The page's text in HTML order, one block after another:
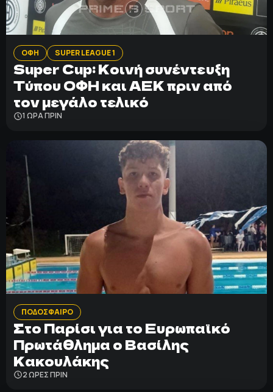
ΠΟΛΙΤΙΚΗ ΑΠΟΡΡΗΤΟΥ
© 2022-2025 PRIMESPORT.GR
ΟΦΗ SUPER LEAGUE 1
Super Cup: Κοινή συνέντευξη
Τύπου ΟΦΗ και ΑΕΚ πριν από
τον μεγάλο τελικό
1 ΩΡΑ ΠΡΙΝ
ΠΟΔΟΣΦΑΙΡΟ
Στο Παρίσι για το Ευρωπαϊκό
Πρωτάθλημα ο Βασίλης
Κακουλάκης
2 ΩΡΕΣ ΠΡΙΝ